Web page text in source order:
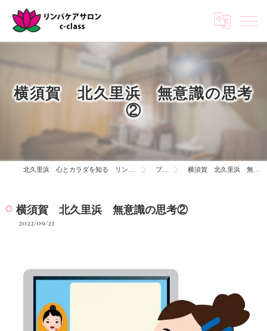
横須賀 北久里浜 無意識の思考
②
ブログ 横須賀 北久里浜 無意識の思考②
横須賀 北久里浜 無意識の思考②
2022/09/23